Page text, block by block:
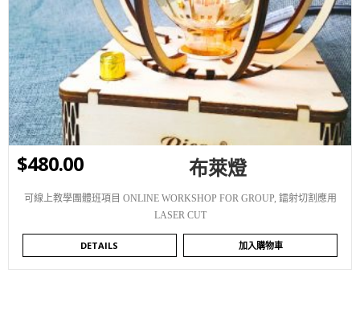
WISHLIST
$480.00 布萊燈
可線上教學團體班項目 ONLINE WORKSHOP FOR GROUP, 鐳射切割應用
LASER CUT
DETAILS 加入購物車